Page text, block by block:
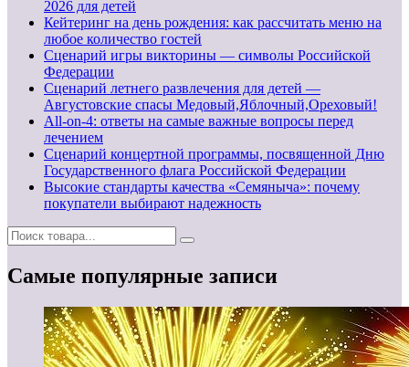
2026 для детей
Кейтеринг на день рождения: как рассчитать меню на
любое количество гостей
Сценарий игры викторины — символы Российской
Федерации
Сценарий летнего развлечения для детей —
Августовские спасы Медовый,Яблочный,Ореховый!
All-on-4: ответы на самые важные вопросы перед
лечением
Сценарий концертной программы, посвященной Дню
Государственного флага Российской Федерации
Высокие стандарты качества «Семяныча»: почему
покупатели выбирают надежность
Самые популярные записи